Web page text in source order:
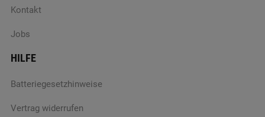
Kontakt
Jobs
HILFE
Batteriegesetzhinweise
Vertrag widerrufen